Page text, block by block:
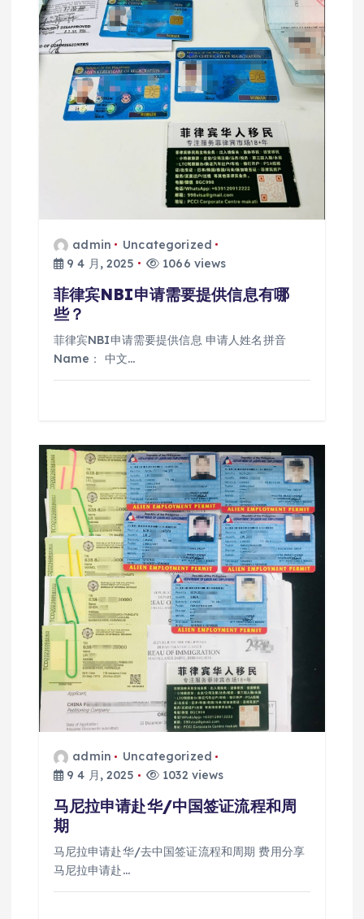
admin
Uncategorized
9 4 月, 2025
1066 views
菲律宾NBI申请需要提供信息有哪
些？
菲律宾NBI申请需要提供信息 申请人姓名拼音
Name： 中文…
admin
Uncategorized
9 4 月, 2025
1032 views
马尼拉申请赴华/中国签证流程和周
期
马尼拉申请赴华/去中国签证流程和周期 费用分享
马尼拉申请赴…